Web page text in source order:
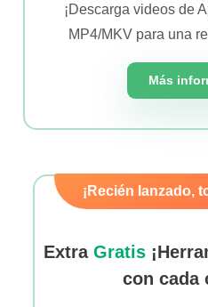
¡Descarga videos de
MP4/MKV para una
Más
¡Recién lanzado,
ExtraGratis
con cada